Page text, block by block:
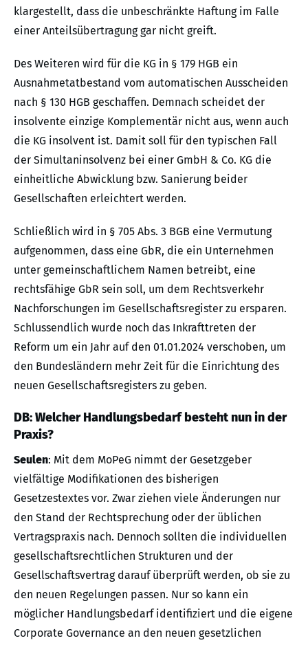
klargestellt, dass die unbeschränkte Haftung im Falle
einer Anteilsübertragung gar nicht greift.
Des Weiteren wird für die KG in § 179 HGB ein
Ausnahmetatbestand vom automatischen Ausscheiden
nach § 130 HGB geschaffen. Demnach scheidet der
insolvente einzige Komplementär nicht aus, wenn auch
die KG insolvent ist. Damit soll für den typischen Fall
der Simultaninsolvenz bei einer GmbH & Co. KG die
einheitliche Abwicklung bzw. Sanierung beider
Gesellschaften erleichtert werden.
Schließlich wird in § 705 Abs. 3 BGB eine Vermutung
aufgenommen, dass eine GbR, die ein Unternehmen
unter gemeinschaftlichem Namen betreibt, eine
rechtsfähige GbR sein soll, um dem Rechtsverkehr
Nachforschungen im Gesellschaftsregister zu ersparen.
Schlussendlich wurde noch das Inkrafttreten der
Reform um ein Jahr auf den 01.01.2024 verschoben, um
den Bundesländern mehr Zeit für die Einrichtung des
neuen Gesellschaftsregisters zu geben.
DB: Welcher Handlungsbedarf besteht nun in der
Praxis?
Seulen: Mit dem MoPeG nimmt der Gesetzgeber
vielfältige Modifikationen des bisherigen
Gesetzestextes vor. Zwar ziehen viele Änderungen nur
den Stand der Rechtsprechung oder der üblichen
Vertragspraxis nach. Dennoch sollten die individuellen
gesellschaftsrechtlichen Strukturen und der
Gesellschaftsvertrag darauf überprüft werden, ob sie zu
den neuen Regelungen passen. Nur so kann ein
möglicher Handlungsbedarf identifiziert und die eigene
Corporate Governance an den neuen gesetzlichen